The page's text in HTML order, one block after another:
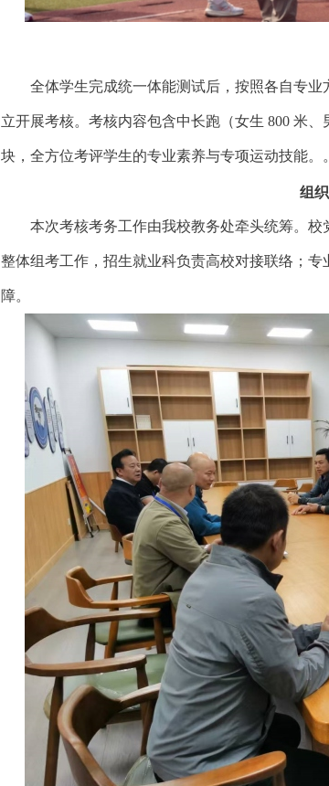
全体学生完成统一体能测试后，按照各自专
立开展考核。考核内容包含中长跑（女生 800 米、
块，全方位考评学生的专业素养与专项运动技能。。
组
本次考核考务工作由我校教务处牵头统筹。 校
整体组考工作， 招生就业科负责高校对接联络；专
障。